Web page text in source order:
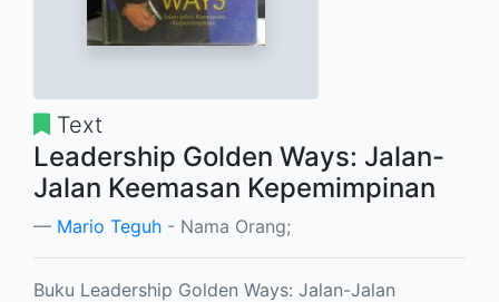
Text
Leadership Golden Ways: Jalan-
Jalan Keemasan Kepemimpinan
Mario Teguh - Nama Orang;
Buku Leadership Golden Ways: Jalan-Jalan